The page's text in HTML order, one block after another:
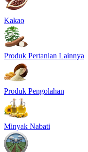
Kakao
Produk Pertanian Lainnya
Produk Pengolahan
Minyak Nabati